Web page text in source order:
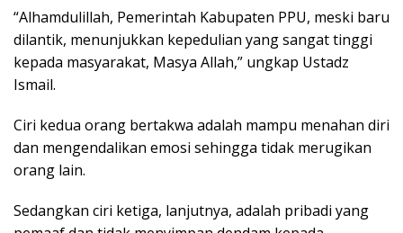
“Alhamdulillah, Pemerintah Kabupaten PPU, meski baru
dilantik, menunjukkan kepedulian yang sangat tinggi
kepada masyarakat, Masya Allah,” ungkap Ustadz
Ismail.
Ciri kedua orang bertakwa adalah mampu menahan diri
dan mengendalikan emosi sehingga tidak merugikan
orang lain.
Sedangkan ciri ketiga, lanjutnya, adalah pribadi yang